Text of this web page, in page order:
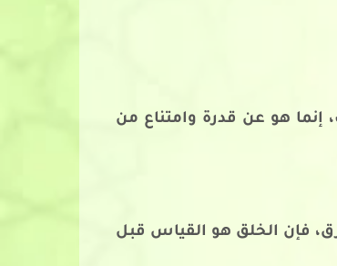
إنما هو عن قدرة وامتناع من
فإن الخلق هو القياس قبل